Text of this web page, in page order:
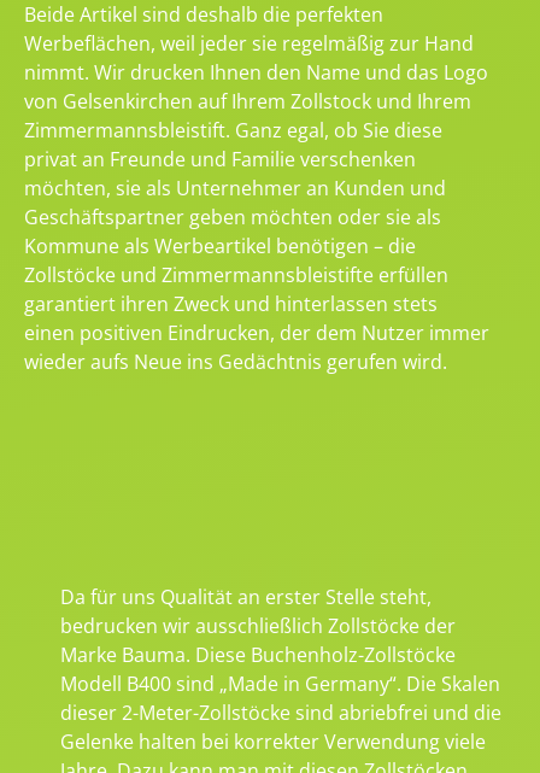
Beide Artikel sind deshalb die perfekten
Werbeflächen, weil jeder sie regelmäßig zur Hand
nimmt. Wir drucken Ihnen den Name und das Logo
von Gelsenkirchen auf Ihrem Zollstock und Ihrem
Zimmermannsbleistift. Ganz egal, ob Sie diese
privat an Freunde und Familie verschenken
möchten, sie als Unternehmer an Kunden und
Geschäftspartner geben möchten oder sie als
Kommune als Werbeartikel benötigen – die
Zollstöcke und Zimmermannsbleistifte erfüllen
garantiert ihren Zweck und hinterlassen stets
einen positiven Eindrucken, der dem Nutzer immer
wieder aufs Neue ins Gedächtnis gerufen wird.
Da für uns Qualität an erster Stelle steht,
bedrucken wir ausschließlich Zollstöcke der
Marke Bauma. Diese Buchenholz-Zollstöcke
Modell B400 sind „Made in Germany“. Die Skalen
dieser 2-Meter-Zollstöcke sind abriebfrei und die
Gelenke halten bei korrekter Verwendung viele